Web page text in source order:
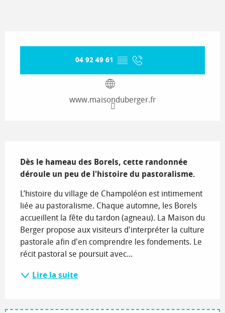
04 92 49 61 ▒▒
www.maisonduberger.fr
Dès le hameau des Borels, cette randonnée
déroule un peu de l'histoire du pastoralisme.
L’histoire du village de Champoléon est intimement
liée au pastoralisme. Chaque automne, les Borels
accueillent la fête du tardon (agneau). La Maison du
Berger propose aux visiteurs d'interpréter la culture
pastorale afin d'en comprendre les fondements. Le
récit pastoral se poursuit avec...
Lire la suite